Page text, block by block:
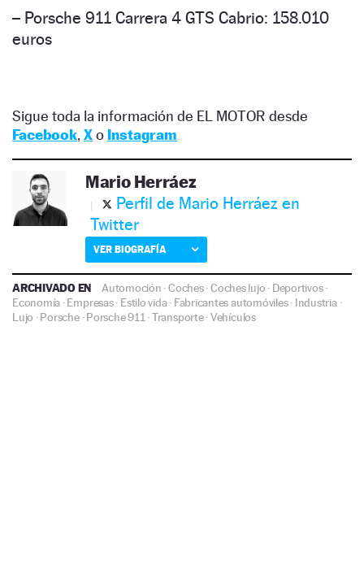
– Porsche 911 Carrera 4 GTS Cabrio: 158.010
euros
Sigue toda la información de EL MOTOR desde
Facebook, Xo Instagram
Mario Herráez
Perfil de Mario Herráez en
Twitter
VER BIOGRAFÍA
ARCHIVADO EN Automoción ·Coches·Coches lujo · Deportivos·
Economía ·Empresas· Estilo vida· Fabricantes automóviles· Industria·
Lujo ·Porsche·Porsche 911 ·Transporte·Vehículos